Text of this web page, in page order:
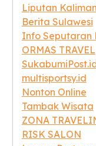
Liputan
Berita Sulawesi
Info Seputaran
ORMAS TRAVEL
multisportsy.id
Nonton Online
Tambak Wisata
ZONA
RISK SALON